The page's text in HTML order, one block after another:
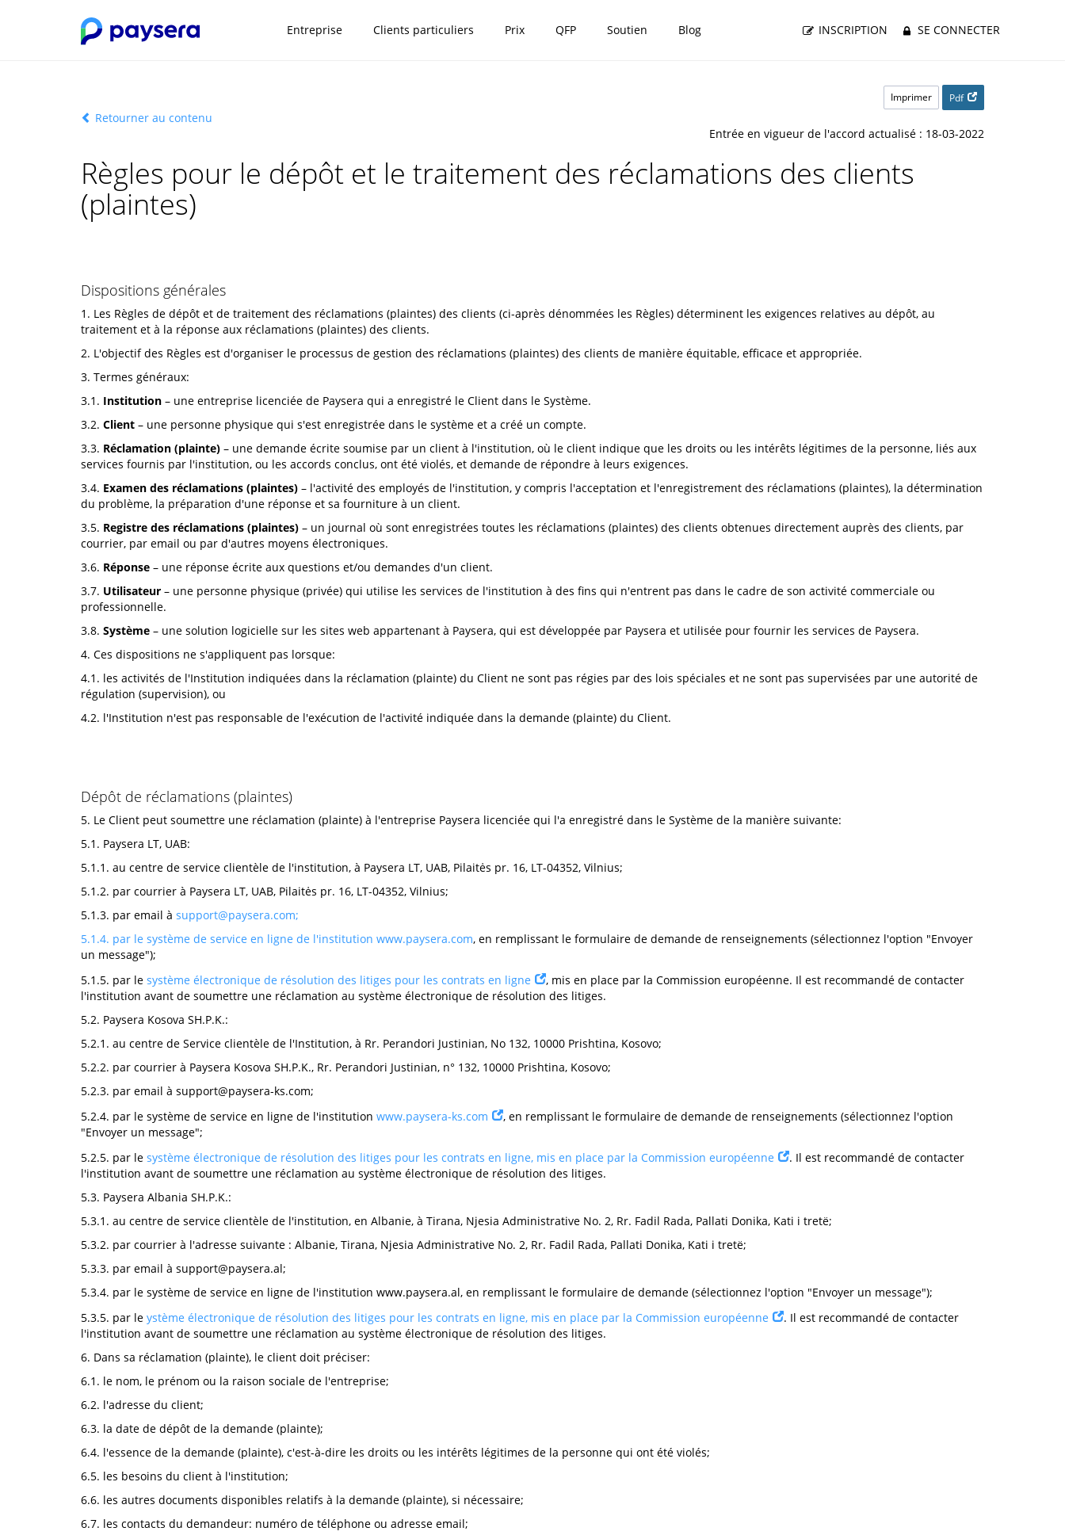
Entreprise Clients particuliers Prix QFP Soutien Blog INSCRIPTION SE CONNECTER
Imprimer Pdf
Retourner au contenu
Entrée en vigueur de l'accord actualisé : 18-03-2022
Règles pour le dépôt et le traitement des réclamations des clients
(plaintes)
Dispositions générales
1. Les Règles de dépôt et de traitement des réclamations (plaintes) des clients (ci-après dénommées les Règles) déterminent les exigences relatives au dépôt, au
traitement et à la réponse aux réclamations (plaintes) des clients.
2. L'objectif des Règles est d'organiser le processus de gestion des réclamations (plaintes) des clients de manière équitable, efficace et appropriée.
3. Termes généraux:
3.1. Institution – une entreprise licenciée de Paysera qui a enregistré le Client dans le Système.
3.2. Client – une personne physique qui s'est enregistrée dans le système et a créé un compte.
3.3. Réclamation (plainte) – une demande écrite soumise par un client à l'institution, où le client indique que les droits ou les intérêts légitimes de la personne, liés aux
services fournis par l'institution, ou les accords conclus, ont été violés, et demande de répondre à leurs exigences.
3.4. Examen des réclamations (plaintes) – l'activité des employés de l'institution, y compris l'acceptation et l'enregistrement des réclamations (plaintes), la détermination
du problème, la préparation d'une réponse et sa fourniture à un client.
3.5. Registre des réclamations (plaintes) – un journal où sont enregistrées toutes les réclamations (plaintes) des clients obtenues directement auprès des clients, par
courrier, par email ou par d'autres moyens électroniques.
3.6. Réponse – une réponse écrite aux questions et/ou demandes d'un client.
3.7. Utilisateur – une personne physique (privée) qui utilise les services de l'institution à des fins qui n'entrent pas dans le cadre de son activité commerciale ou
professionnelle.
3.8. Système – une solution logicielle sur les sites web appartenant à Paysera, qui est développée par Paysera et utilisée pour fournir les services de Paysera.
4. Ces dispositions ne s'appliquent pas lorsque:
4.1. les activités de l'Institution indiquées dans la réclamation (plainte) du Client ne sont pas régies par des lois spéciales et ne sont pas supervisées par une autorité de
régulation (supervision), ou
4.2. l'Institution n'est pas responsable de l'exécution de l'activité indiquée dans la demande (plainte) du Client.
Dépôt de réclamations (plaintes)
5. Le Client peut soumettre une réclamation (plainte) à l'entreprise Paysera licenciée qui l'a enregistré dans le Système de la manière suivante:
5.1. Paysera LT, UAB:
5.1.1. au centre de service clientèle de l'institution, à Paysera LT, UAB, Pilaitės pr. 16, LT-04352, Vilnius;
5.1.2. par courrier à Paysera LT, UAB, Pilaitės pr. 16, LT-04352, Vilnius;
5.1.3. par email à support@paysera.com;
5.1.4. par le système de service en ligne de l'institution www.paysera.com, en remplissant le formulaire de demande de renseignements (sélectionnez l'option "Envoyer
un message");
5.1.5. par le système électronique de résolution des litiges pour les contrats en ligne
, mis en place par la Commission européenne. Il est recommandé de contacter
l'institution avant de soumettre une réclamation au système électronique de résolution des litiges.
5.2. Paysera Kosova SH.P.K.:
5.2.1. au centre de Service clientèle de l'Institution, à Rr. Perandori Justinian, No 132, 10000 Prishtina, Kosovo;
5.2.2. par courrier à Paysera Kosova SH.P.K., Rr. Perandori Justinian, n° 132, 10000 Prishtina, Kosovo;
5.2.3. par email à support@paysera-ks.com;
5.2.4. par le système de service en ligne de l'institution www.paysera-ks.com
, en remplissant le formulaire de demande de renseignements (sélectionnez l'option
"Envoyer un message";
5.2.5. par le système électronique de résolution des litiges pour les contrats en ligne, mis en place par la Commission européenne
. Il est recommandé de contacter
l'institution avant de soumettre une réclamation au système électronique de résolution des litiges.
5.3. Paysera Albania SH.P.K.:
5.3.1. au centre de service clientèle de l'institution, en Albanie, à Tirana, Njesia Administrative No. 2, Rr. Fadil Rada, Pallati Donika, Kati i tretë;
5.3.2. par courrier à l'adresse suivante : Albanie, Tirana, Njesia Administrative No. 2, Rr. Fadil Rada, Pallati Donika, Kati i tretë;
5.3.3. par email à support@paysera.al;
5.3.4. par le système de service en ligne de l'institution www.paysera.al, en remplissant le formulaire de demande (sélectionnez l'option "Envoyer un message");
5.3.5. par le ystème électronique de résolution des litiges pour les contrats en ligne, mis en place par la Commission européenne
. Il est recommandé de contacter
l'institution avant de soumettre une réclamation au système électronique de résolution des litiges.
6. Dans sa réclamation (plainte), le client doit préciser:
6.1. le nom, le prénom ou la raison sociale de l'entreprise;
6.2. l'adresse du client;
6.3. la date de dépôt de la demande (plainte);
6.4. l'essence de la demande (plainte), c'est-à-dire les droits ou les intérêts légitimes de la personne qui ont été violés;
6.5. les besoins du client à l'institution;
6.6. les autres documents disponibles relatifs à la demande (plainte), si nécessaire;
6.7. les contacts du demandeur: numéro de téléphone ou adresse email;